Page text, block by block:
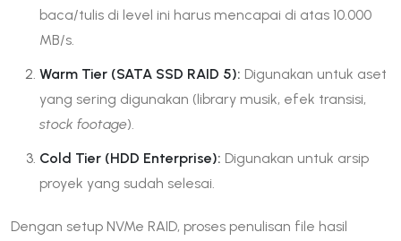
baca/tulis di level ini harus mencapai di atas 10.000
MB/s.
Warm Tier (SATA SSD RAID 5): Digunakan untuk aset
yang sering digunakan (library musik, efek transisi,
stock footage).
Cold Tier (HDD Enterprise): Digunakan untuk arsip
proyek yang sudah selesai.
Dengan setup NVMe RAID, proses penulisan file hasil